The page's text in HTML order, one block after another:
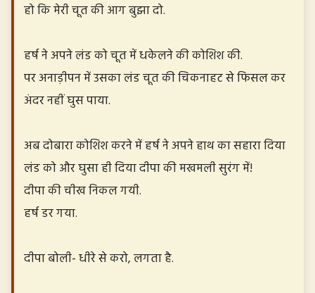
हो कि मेरी चूत की आग बुझा दो.
हर्ष ने अपने लंड को चूत में धकेलने की कोशिश की.
पर अनाड़ीपन में उसका लंड चूत की चिकनाहट से फिसल कर
अंदर नहीं घुस पाया.
अब दोबारा कोशिश करने में हर्ष ने अपने हाथ का सहारा दिया
लंड को और घुसा ही दिया दीपा की मखमली सुरंग में!
दीपा की चीख निकल गयी.
हर्ष डर गया.
दीपा बोली- धीरे से करो, लगता है.